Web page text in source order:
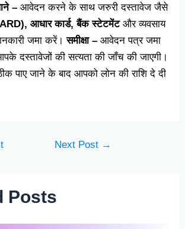
–आवेदन करने के साथ जरुरी दस्तावेज जैसे
आधार कार्ड, बैंक स्टेटमेंटऔर व्यवसाय
जमा करें।समीक्षा –आवेदन पत्र जमा
दस्तावेजों की सत्यता की जाँच की जाएगी।
पाए जाने के बाद आपको लोन की राशि दे दी
Next Post →
Posts